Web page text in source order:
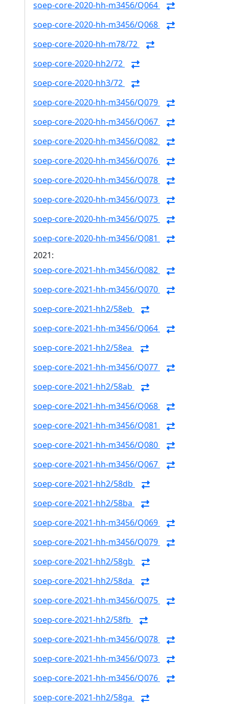
soep-core-2020-hh-m3456/Q064
soep-core-2020-hh-m3456/Q068
soep-core-2020-hh-m78/72
soep-core-2020-hh2/72
soep-core-2020-hh3/72
soep-core-2020-hh-m3456/Q079
soep-core-2020-hh-m3456/Q067
soep-core-2020-hh-m3456/Q082
soep-core-2020-hh-m3456/Q076
soep-core-2020-hh-m3456/Q078
soep-core-2020-hh-m3456/Q073
soep-core-2020-hh-m3456/Q075
soep-core-2020-hh-m3456/Q081
2021:
soep-core-2021-hh-m3456/Q082
soep-core-2021-hh-m3456/Q070
soep-core-2021-hh2/58eb
soep-core-2021-hh-m3456/Q064
soep-core-2021-hh2/58ea
soep-core-2021-hh-m3456/Q077
soep-core-2021-hh2/58ab
soep-core-2021-hh-m3456/Q068
soep-core-2021-hh-m3456/Q081
soep-core-2021-hh-m3456/Q080
soep-core-2021-hh-m3456/Q067
soep-core-2021-hh2/58db
soep-core-2021-hh2/58ba
soep-core-2021-hh-m3456/Q069
soep-core-2021-hh-m3456/Q079
soep-core-2021-hh2/58gb
soep-core-2021-hh2/58da
soep-core-2021-hh-m3456/Q075
soep-core-2021-hh2/58fb
soep-core-2021-hh-m3456/Q078
soep-core-2021-hh-m3456/Q073
soep-core-2021-hh-m3456/Q076
soep-core-2021-hh2/58ga